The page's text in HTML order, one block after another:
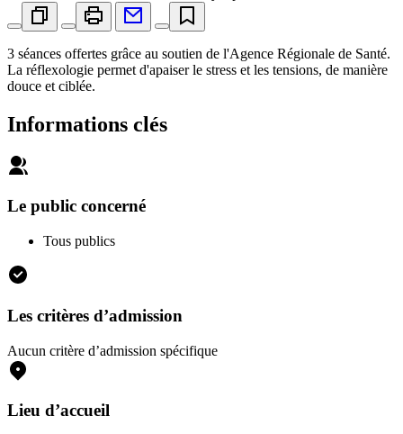
3 séances offertes grâce au soutien de l'Agence Régionale de Santé.
La réflexologie permet d'apaiser le stress et les tensions, de manière
douce et ciblée.
Informations clés
Le public concerné
Tous publics
Les critères d’admission
Aucun critère d’admission spécifique
Lieu d’accueil